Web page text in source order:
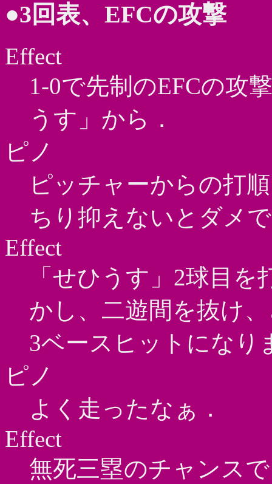
●3回表、EFCの攻撃
Effect
1-0で先制のEFCの攻
うす」から．
ピノ
ピッチャーからの打
ちり抑えないとダメ
Effect
「せひうす」2球目
かし、二遊間を抜け
3ベースヒットになり
ピノ
よく走ったなぁ．
Effect
無死三塁のチャンス